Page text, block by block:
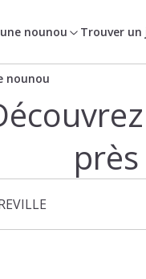
nounou Trouver un
nounou